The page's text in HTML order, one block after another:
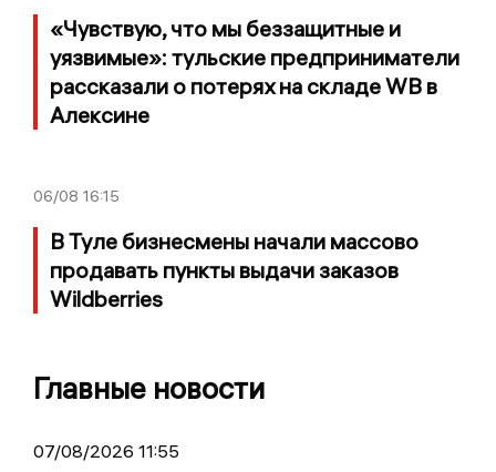
«Чувствую, что мы беззащитные и
уязвимые»: тульские предприниматели
рассказали о потерях на складе WB в
Алексине
06/08 16:15
В Туле бизнесмены начали массово
продавать пункты выдачи заказов
Wildberries
Главные новости
07/08/2026 11:55